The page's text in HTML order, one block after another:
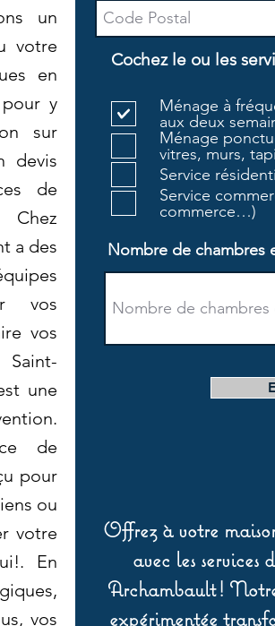
un
votre
en
y
sur
devis
de
a des
vos
vos
une
de
pour
ou
votre
En
vos
Cochez le ou les
Ménage à
aux deux
Ménage
vitres, murs,
Service
Service
commerce…)
Nombre de chambres
Offrez à votre
avec les services
Archambault !
expérimentée